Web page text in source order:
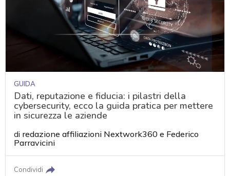
GUIDA
Dati, reputazione e fiducia: i pilastri della
cybersecurity, ecco la guida pratica per mettere
in sicurezza le aziende
di redazione affiliazioni Nextwork360 e Federico
Parravicini
Condividi